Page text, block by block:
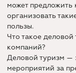
может
организовать
пользы.
Что такое
компаний?
Деловой туризм —
мероприятий за